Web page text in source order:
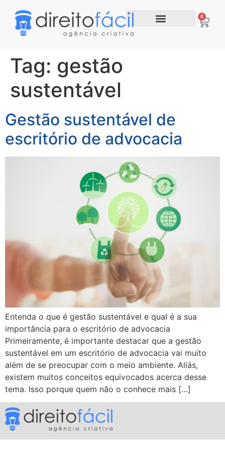
0
Tag: gestão
sustentável
Gestão sustentável de
escritório de advocacia
Entenda o que é gestão sustentável e qual é a sua
importância para o escritório de advocacia
Primeiramente, é importante destacar que a gestão
sustentável em um escritório de advocacia vai muito
além de se preocupar com o meio ambiente. Aliás,
existem muitos conceitos equivocados acerca desse
tema. Isso porque quem não o conhece mais […]